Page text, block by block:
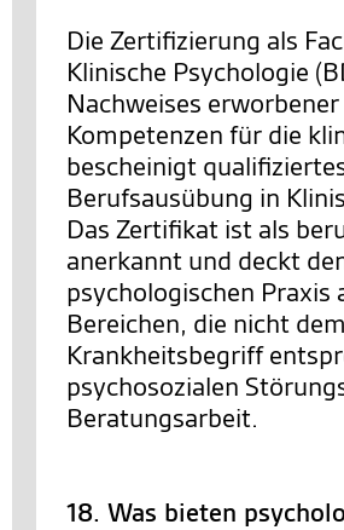
Die Zertifizierung als
Klinische Psychologie
Nachweises
Kompetenzen für die
bescheinigt
Berufsausübung in
Das Zertifikat ist als
anerkannt und deckt
psychologischen
Bereichen, die nicht
Krankheitsbegriff
psychosozialen
Beratungsarbeit.
18. Was bieten